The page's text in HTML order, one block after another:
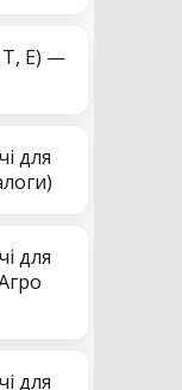
T, E) —
для
для
для